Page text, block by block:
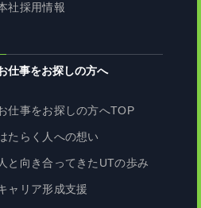
社採用情報
仕事をお探しの方へ
仕事をお探しの方へTOP
たらく人への想い
と向き合ってきたUTの歩み
ャリア形成支援